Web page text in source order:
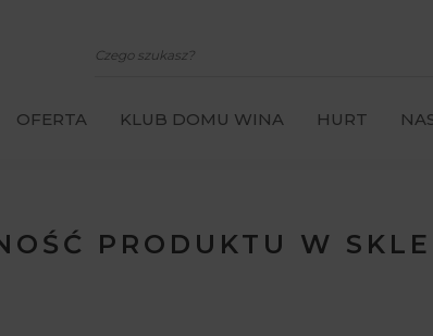
OFERTA KLUB DOMU WINA HURT
PRODUKTU W